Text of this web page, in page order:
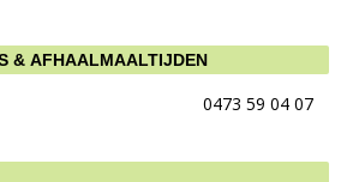
& AFHAALMAALTIJDEN
0473 59 04 07